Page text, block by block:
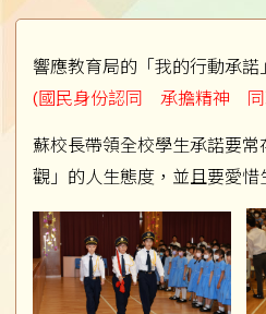
響應教育局的「我的行動承諾
(國民身份認同 承擔精神
蘇校長帶領全校學生承諾要
觀」的人生態度，並且要愛惜